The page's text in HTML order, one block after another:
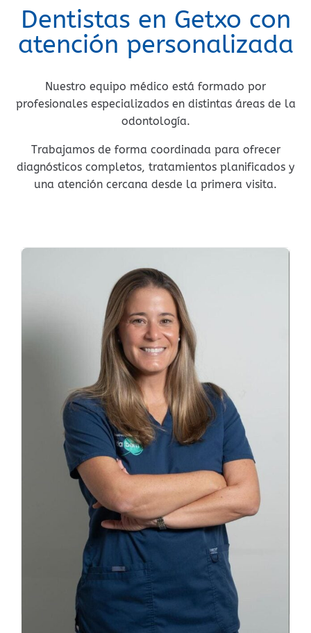
Dentistas en Getxo con
atención personalizada
Nuestro equipo médico está formado por
profesionales especializados en distintas áreas de la
odontología.
Trabajamos de forma coordinada para ofrecer
diagnósticos completos, tratamientos planificados y
una atención cercana desde la primera visita.
Una boca sana con una sonrisa bonita y
armónica. Esos son nuestros objetivos en
Clínica Udaberri.